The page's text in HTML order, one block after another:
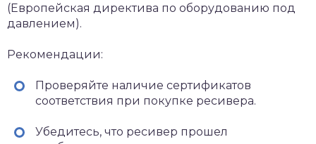
(Европейская директива по оборудованию под
давлением).
Рекомендации:
Проверяйте наличие сертификатов
соответствия при покупке ресивера.
Убедитесь, что ресивер прошел